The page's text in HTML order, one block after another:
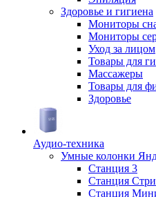
Здоровье и гигиена
Мониторы
Мониторы
Уход за лицом
Товары для
Массажеры
Товары для
Здоровье
Аудио-техника
Умные колонки
Станция 3
Станция
Станция